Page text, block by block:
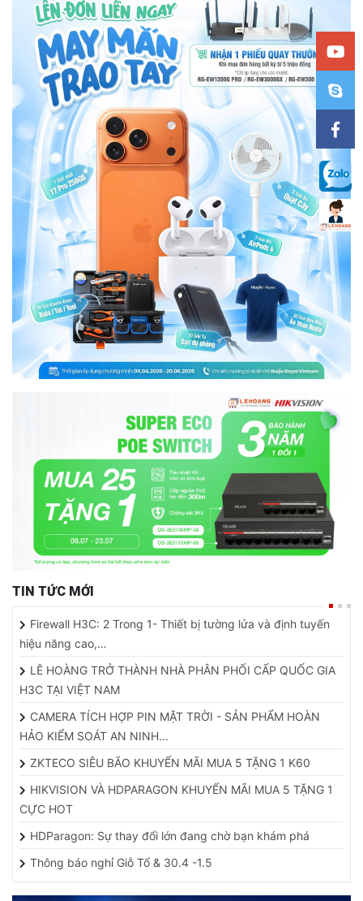
TIN TỨC MỚI
hiệu năng cao,…
LÊ HOÀNG TRỞ THÀNH NHÀ PHÂN PHỐI CẤP QUỐC GIA
H3C TẠI VIỆT NAM
CAMERA TÍCH HỢP PIN MẶT TRỜI - SẢN PHẨM HOÀN
HẢO KIỂM SOÁT AN NINH…
ZKTECO SIÊU BÃO KHUYẾN MÃI MUA 5 TẶNG 1 K60
HIKVISION VÀ HDPARAGON KHUYẾN MÃI MUA 5 TẶNG 1
CỰC HOT
HDParagon: Sự thay đổi lớn đang chờ bạn khám phá
Thông báo nghỉ Giỗ Tổ & 30.4 -1.5